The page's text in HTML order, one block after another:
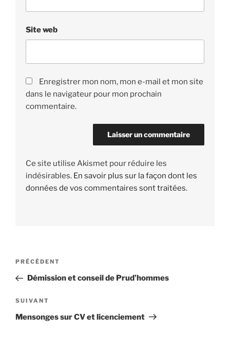
Site web
Enregistrer mon nom, mon e-mail et mon site
dans le navigateur pour mon prochain
commentaire.
Ce site utilise Akismet pour réduire les
indésirables. En savoir plus sur la façon dont les
données de vos commentaires sont traitées.
Navigation
l’article
Article
précédent
PRÉCÉDENT
Démission et conseil de Prud’hommes
Article
suivant
SUIVANT
Mensonges sur CV et licenciement